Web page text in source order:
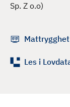
Sp. Z o.o)
Mattrygghet
Les i